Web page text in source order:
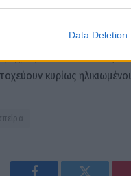
Data Deletion
αποτελούν την
κυρίως